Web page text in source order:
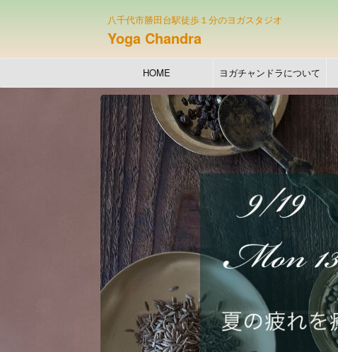
八千代市勝田台駅徒歩１分のヨガスタジオ
Yoga Chandra
HOME ヨガチャンドラについて